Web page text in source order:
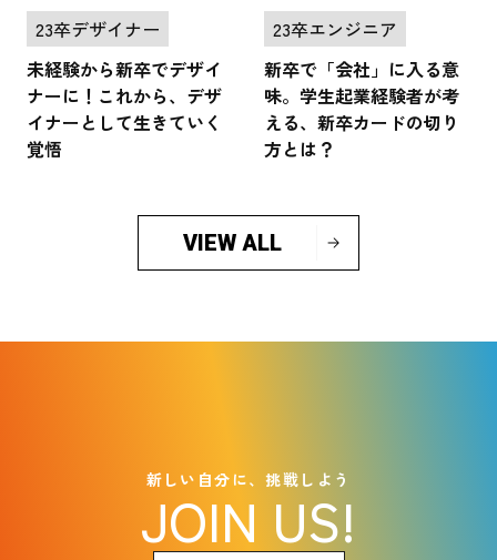
23卒デザイナー
未経験から新卒でデザイ
ナーに！これから、デザ
イナーとして生きていく
覚悟
23卒エンジニア
新卒で「会社」に入る意
味。学生起業経験者が考
える、新卒カードの切り
方とは？
VIEW ALL
新しい自分に、挑戦しよう
JOIN US!